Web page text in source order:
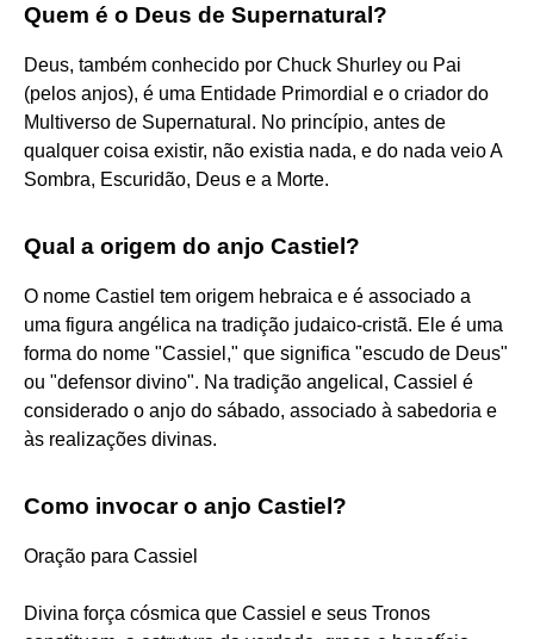
Quem é o Deus de Supernatural?
Deus, também conhecido por Chuck Shurley ou Pai
(pelos anjos), é uma Entidade Primordial e o criador do
Multiverso de Supernatural. No princípio, antes de
qualquer coisa existir, não existia nada, e do nada veio A
Sombra, Escuridão, Deus e a Morte.
Qual a origem do anjo Castiel?
O nome Castiel tem origem hebraica e é associado a
uma figura angélica na tradição judaico-cristã. Ele é uma
forma do nome "Cassiel," que significa "escudo de Deus"
ou "defensor divino". Na tradição angelical, Cassiel é
considerado o anjo do sábado, associado à sabedoria e
às realizações divinas.
Como invocar o anjo Castiel?
Oração para Cassiel
Divina força cósmica que Cassiel e seus Tronos